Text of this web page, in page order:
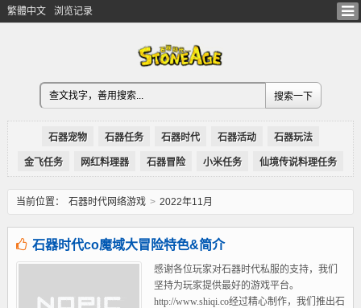
繁體中文 浏览记录
石器宠物 石器任务 石器时代 石器活动 石器玩法
金飞任务 网红料理器 石器冒险 小米任务 仙境传说料理任务
当前位置： 石器时代网络游戏 > 2022年11月
石器时代co魔域大冒险特色&简介
感谢各位玩家对石器时代私服的支持，我们
坚持为玩家提供最好的游戏平台。
http://www.shiqi.co经过精心制作，我们推出石